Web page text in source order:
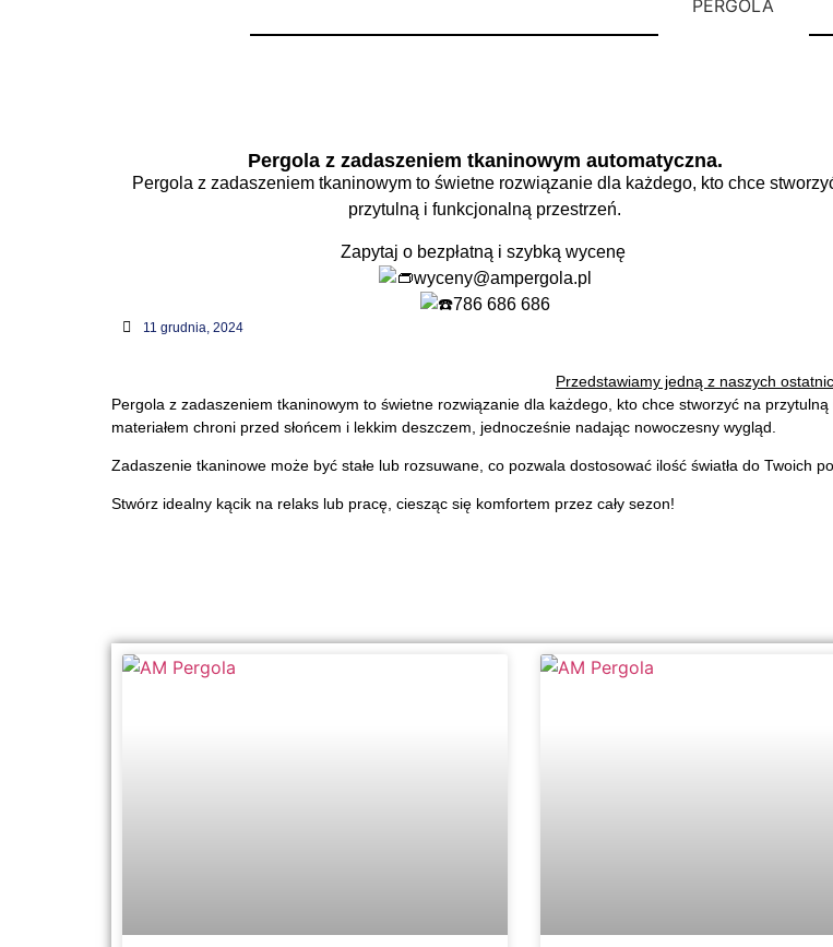
PRODUCENT SYSTEMÓW
KONSTRUKCJI
Pergole ogrodowe aluminiowej konstrukcji z
REALIZACJA DO 4 TYGODNI
TEL. : 786 686 686
Pergola z zadaszeniem tkaninowym automatyczna.
Pergola z zadaszeniem tkaninowym to świetne rozwiązanie dla każdego, kto chce
przytulną i funkcjonalną przestrzeń.
Zapytaj o bezpłatną i szybką wycenę
wyceny@ampergola.pl
786 686 686
11 grudnia, 2024
Przedstawiamy jedną z naszych
Pergola z zadaszeniem tkaninowym to świetne rozwiązanie dla każdego, kto chce stworzyć na
materiałem chroni przed słońcem i lekkim deszczem, jednocześnie nadając nowoczesny wygląd.
Zadaszenie tkaninowe może być stałe lub rozsuwane, co pozwala dostosować ilość światła do Twoich
Stwórz idealny kącik na relaks lub pracę, ciesząc się komfortem przez cały sezon!